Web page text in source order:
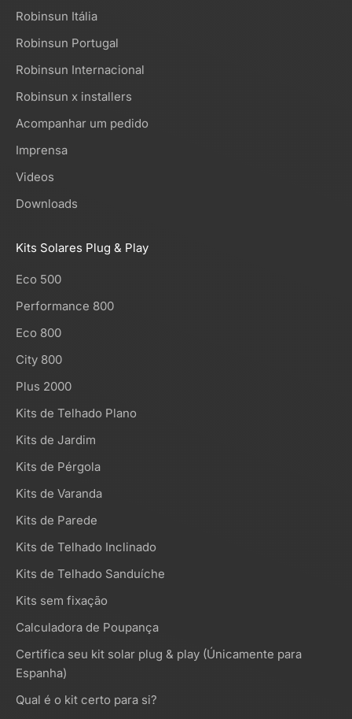
Robinsun Itália
Robinsun Portugal
Robinsun Internacional
Robinsun x installers
Acompanhar um pedido
Imprensa
Videos
Downloads
Kits Solares Plug & Play
Eco 500
Performance 800
Eco 800
City 800
Plus 2000
Kits de Telhado Plano
Kits de Jardim
Kits de Pérgola
Kits de Varanda
Kits de Parede
Kits de Telhado Inclinado
Kits de Telhado Sanduíche
Kits sem fixação
Calculadora de Poupança
Certifica seu kit solar plug & play (Únicamente para
Espanha)
Qual é o kit certo para si?